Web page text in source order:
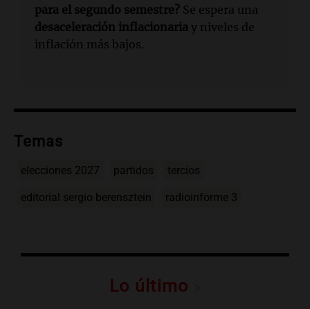
para el segundo semestre? Se espera una
desaceleración inflacionaria y niveles de
inflación más bajos.
Temas
elecciones 2027 partidos tercios
editorial sergio berensztein radioinforme 3
Lo último